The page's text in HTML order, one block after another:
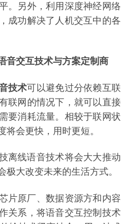
。另外，利用深度神经网络
成功解决了人机交互中的各
交互技术与方案定制商
技术可以避免过分依赖互联
联网的情况下，就可以直接
要消耗流量。相较于联网状
将会更快，用时更短。
离线语音技术将会大大推动
极大改变未来的生活方式。
片原厂、数据资源方和内容
关系，将语音交互控制技术